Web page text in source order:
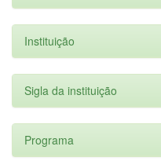
Instituição
Sigla da instituição
Programa